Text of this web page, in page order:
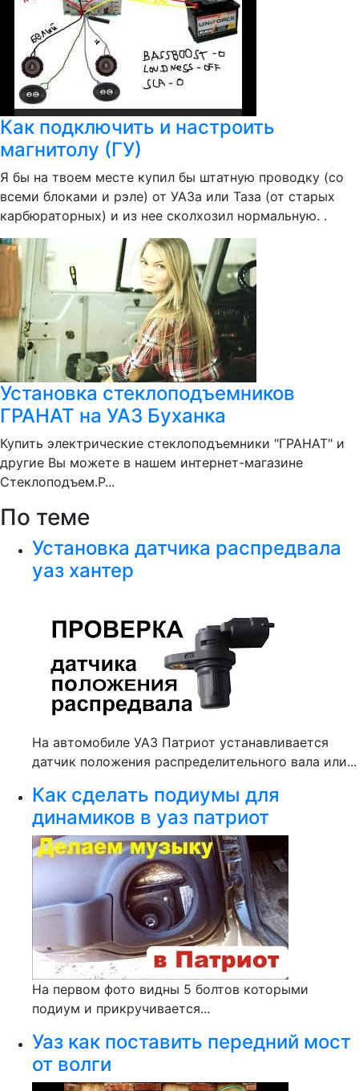
Как подключить и настроить
магнитолу (ГУ)
Я бы на твоем месте купил бы штатную проводку (со
всеми блоками и рэле) от УАЗа или Таза (от старых
карбюраторных) и из нее сколхозил нормальную. .
Установка стеклоподъемников
ГРАНАТ на УАЗ Буханка
Купить электрические стеклоподъемники "ГРАНАТ" и
другие Вы можете в нашем интернет-магазине
Стеклоподъем.Р...
По теме
Установка датчика распредвала
уаз хантер
На автомобиле УАЗ Патриот устанавливается
датчик положения распределительного вала или...
Как сделать подиумы для
динамиков в уаз патриот
На первом фото видны 5 болтов которыми
подиум и прикручивается...
Уаз как поставить передний мост
от волги